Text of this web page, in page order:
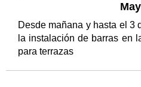
Desde mañana y hasta el 3
la instalación de barras en
para terrazas